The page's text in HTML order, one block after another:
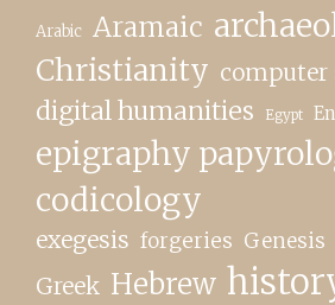
Arabic Aramaic
Christianity computer
digital humanities Egypt
epigraphy
codicology
exegesis forgeries Genesis
Greek Hebrew